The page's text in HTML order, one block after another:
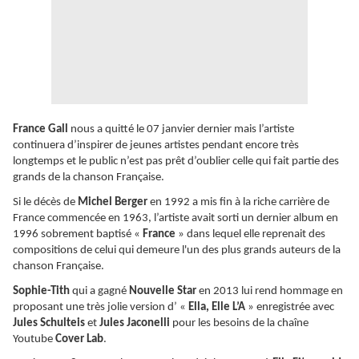
France Gall nous a quitté le 07 janvier dernier mais l’artiste
continuera d’inspirer de jeunes artistes pendant encore très
longtemps et le public n’est pas prêt d’oublier celle qui fait partie des
grands de la chanson Française.
Si le décès de Michel Berger en 1992 a mis fin à la riche carrière de
France commencée en 1963, l’artiste avait sorti un dernier album en
1996 sobrement baptisé « France » dans lequel elle reprenait des
compositions de celui qui demeure l'un des plus grands auteurs de la
chanson Française.
Sophie-Tith qui a gagné Nouvelle Star en 2013 lui rend hommage en
proposant une très jolie version d’ « Ella, Elle L’A » enregistrée avec
Jules Schulteis et Jules Jaconelli pour les besoins de la chaîne
Youtube Cover Lab.